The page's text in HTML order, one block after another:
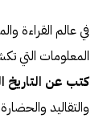
في عالم القراءة
المعلومات التي
كتب عن التاريخ
والتقاليد